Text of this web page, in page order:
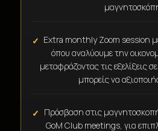
Extra monthly Zoom session
όπου αναλύουμε την
μεταφράζοντας τις εξελίξεις
μπορείς να
Πρόσβαση στις
GoM Club meetings, για